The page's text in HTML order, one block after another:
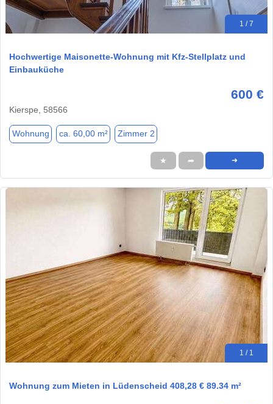
1 / 7
Hochwertige Maisonette-Wohnung mit Kfz-Stellplatz und
Einbauküche
600 €
Kierspe, 58566
Wohnung ca. 60,00 m² Zimmer 2
★ ➦ ➜
1 / 1
Wohnung zum Mieten in Lüdenscheid 408,28 € 89.34 m²